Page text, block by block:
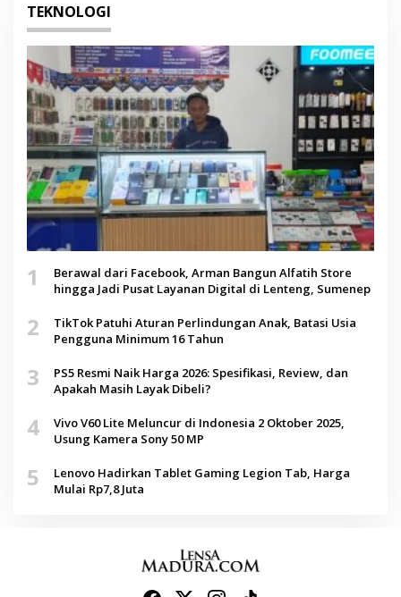
TEKNOLOGI
1
Berawal dari Facebook, Arman Bangun Alfatih Store
hingga Jadi Pusat Layanan Digital di Lenteng, Sumenep
2
TikTok Patuhi Aturan Perlindungan Anak, Batasi Usia
Pengguna Minimum 16 Tahun
3
PS5 Resmi Naik Harga 2026: Spesifikasi, Review, dan
Apakah Masih Layak Dibeli?
4
Vivo V60 Lite Meluncur di Indonesia 2 Oktober 2025,
Usung Kamera Sony 50 MP
5
Lenovo Hadirkan Tablet Gaming Legion Tab, Harga
Mulai Rp7,8 Juta